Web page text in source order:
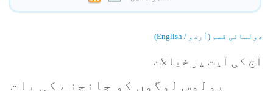
دولسانی قسم (اُردو / English)
آج کی آیت پر خیالات
پولوس لوگوں کو جانچنے کی بات